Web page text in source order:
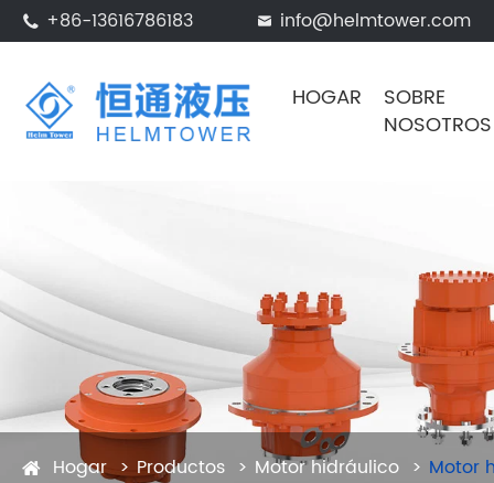
 +86-13616786183  info@helmtower.com
HOGAR
SOBRE
NOSOTROS
Hogar Productos Motor hidráulico Motor